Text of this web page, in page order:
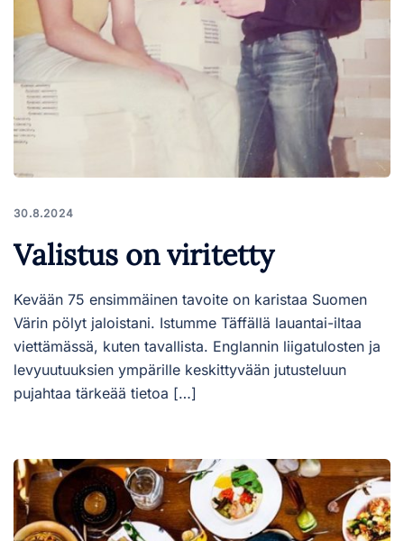
30.8.2024
Valistus on viritetty
Kevään 75 ensimmäinen tavoite on karistaa Suomen
Värin pölyt jaloistani. Istumme Täffällä lauantai-iltaa
viettämässä, kuten tavallista. Englannin liigatulosten ja
levyuutuuksien ympärille keskittyvään jutusteluun
pujahtaa tärkeää tietoa […]